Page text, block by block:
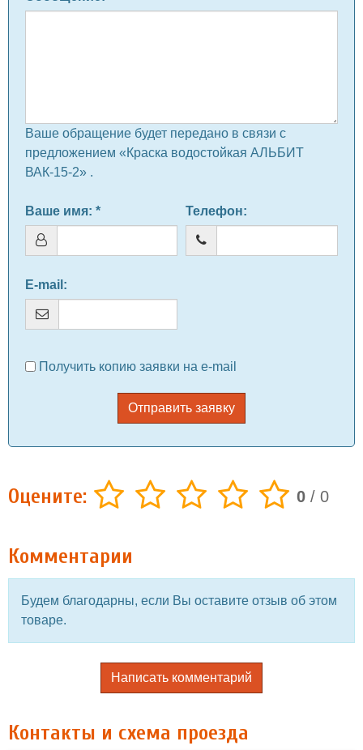
Ваше обращение будет передано в связи с
предложением «Краска водостойкая АЛЬБИТ
ВАК-15-2» .
Ваше имя: * Телефон:
E-mail :
Получить копию заявки на e-mail
Отправить заявку
Оцените: 0 / 0
Комментарии
Будем благодарны, если Вы оставите отзыв об этом
товаре.
Написать комментарий
Контакты и схема проезда